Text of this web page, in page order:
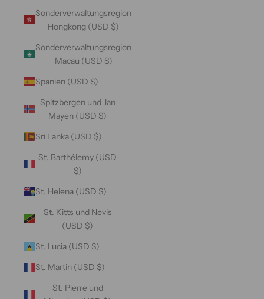
Sonderverwaltungsregion
Hongkong (USD $)
Sonderverwaltungsregion
Macau (USD $)
Spanien (USD $)
Spitzbergen und Jan
Mayen (USD $)
Sri Lanka (USD $)
St. Barthélemy (USD
$)
St. Helena (USD $)
St. Kitts und Nevis
(USD $)
St. Lucia (USD $)
St. Martin (USD $)
St. Pierre und